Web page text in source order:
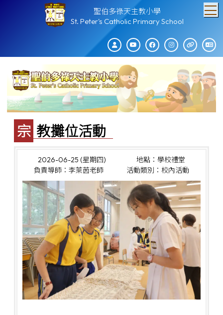
聖伯多祿天主教小學
St. Peter's Catholic Primary School
宗教攤位活動
2026-06-25 (星期四)
地點：學校禮堂
負責導師：李萊茵老師
活動類別：校內活動